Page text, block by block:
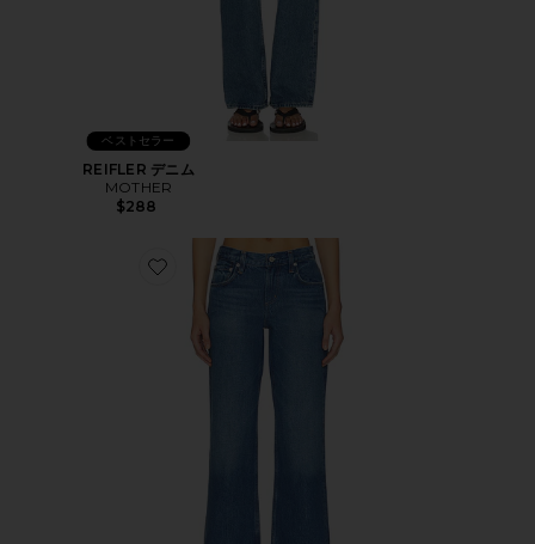
ベストセラー
REIFLER デニム
MOTHER
$288
Favorite FAYE ストレートレッグ